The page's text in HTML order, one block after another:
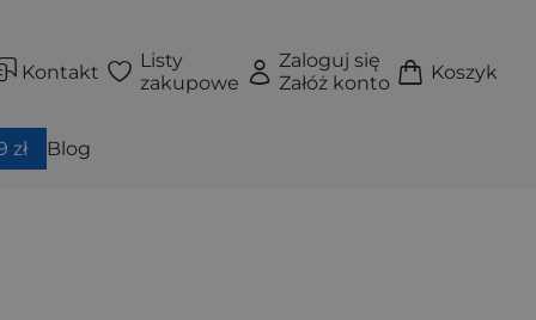
Kontakt
Listy
zakupowe
Zaloguj się
Załóż konto
Koszyk
zł Blog